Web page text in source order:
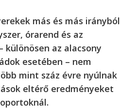
más és más irányból
órarend és az
az alacsony
esetében – nem
mint száz évre nyúlnak
eltérő eredményeket